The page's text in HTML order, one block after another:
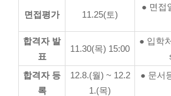
면접평가 11.25(토)
● 면접
합격자 발
표
11.30(목) 15:00
● 입학
합격자 등
록
12.8.(월) ~ 12.2
1.(목)
● 문서